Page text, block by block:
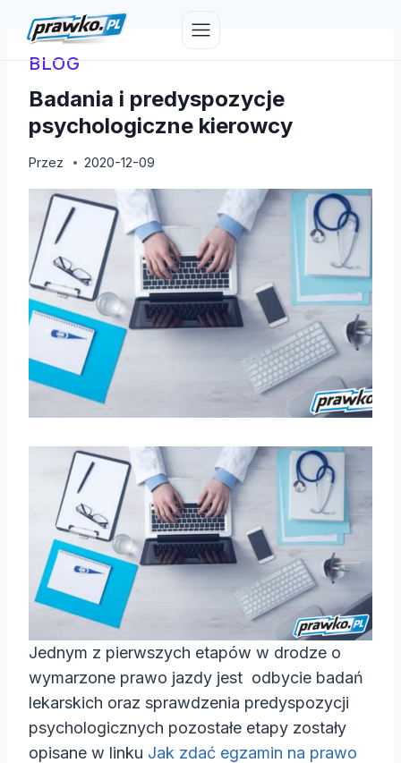
treściBLOG
Badania i predyspozycje
psychologiczne kierowcy
Przez 2020-12-09
Jednym z pierwszych etapów w drodze o
wymarzone prawo jazdy jest odbycie badań
lekarskich oraz sprawdzenia predyspozycji
psychologicznych pozostałe etapy zostały
opisane w linku Jak zdać egzamin na prawo